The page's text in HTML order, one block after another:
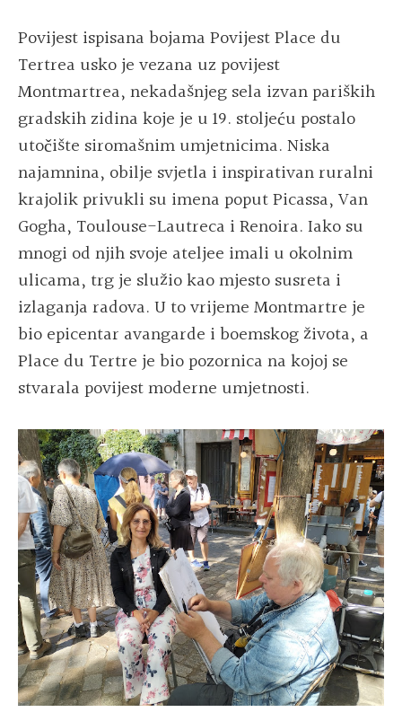
Povijest ispisana bojama Povijest Place du
Tertrea usko je vezana uz povijest
Montmartrea, nekadašnjeg sela izvan pariških
gradskih zidina koje je u 19. stoljeću postalo
utočište siromašnim umjetnicima. Niska
najamnina, obilje svjetla i inspirativan ruralni
krajolik privukli su imena poput Picassa, Van
Gogha, Toulouse-Lautreca i Renoira. Iako su
mnogi od njih svoje ateljee imali u okolnim
ulicama, trg je služio kao mjesto susreta i
izlaganja radova. U to vrijeme Montmartre je
bio epicentar avangarde i boemskog života, a
Place du Tertre je bio pozornica na kojoj se
stvarala povijest moderne umjetnosti.